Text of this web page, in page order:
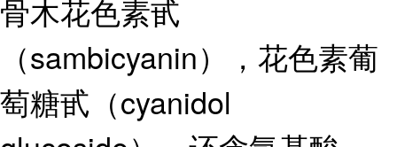
骨木花色素甙
（sambicyanin），花色素葡
萄糖甙（cyanidol